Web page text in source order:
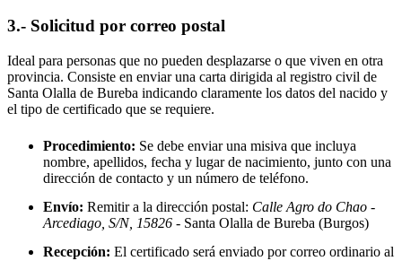
3.- Solicitud por correo postal
Ideal para personas que no pueden desplazarse o que viven en otra
provincia. Consiste en enviar una carta dirigida al registro civil de
Santa Olalla de Bureba indicando claramente los datos del nacido y
el tipo de certificado que se requiere.
Procedimiento: Se debe enviar una misiva que incluya
nombre, apellidos, fecha y lugar de nacimiento, junto con una
dirección de contacto y un número de teléfono.
Envío: Remitir a la dirección postal: Calle Agro do Chao -
Arcediago, S/N, 15826 - Santa Olalla de Bureba (Burgos)
Recepción: El certificado será enviado por correo ordinario al